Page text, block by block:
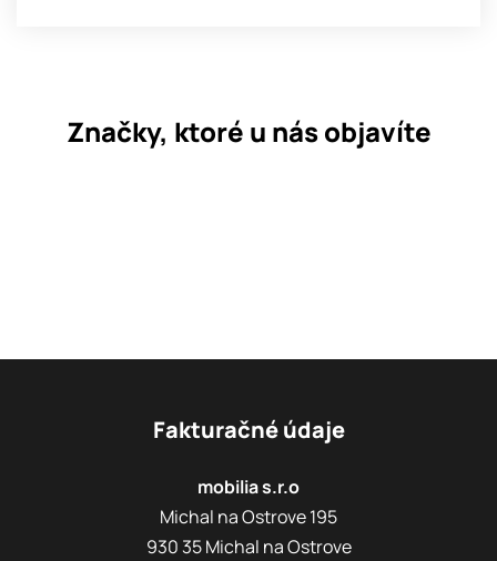
Značky, ktoré u nás objavíte
Fakturačné údaje
mobilia s.r.o
Michal na Ostrove 195
930 35 Michal na Ostrove